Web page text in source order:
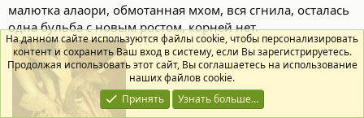
малютка алаори, обмотанная мхом, вся сгнила, осталась
одна бульба с новым ростом, корней нет.
На данном сайте используются файлы cookie, чтобы персонализировать
контент и сохранить Ваш вход в систему, если Вы зарегистрируетесь.
Продолжая использовать этот сайт, Вы соглашаетесь на использование
наших файлов cookie.
Принять
Узнать больше...